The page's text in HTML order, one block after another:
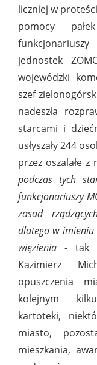
liczniej w
pomocy
jednostek
wojewódzki
szef
nadeszła
starcami i
usłyszały 244
przez oszalałe z
podczas tych
funkcjonariuszy
zasad
dlatego w imieniu
więzienia - tak
Kazimierz
opuszczenia
kolejnym
kartoteki,
miasto,
mieszkania,